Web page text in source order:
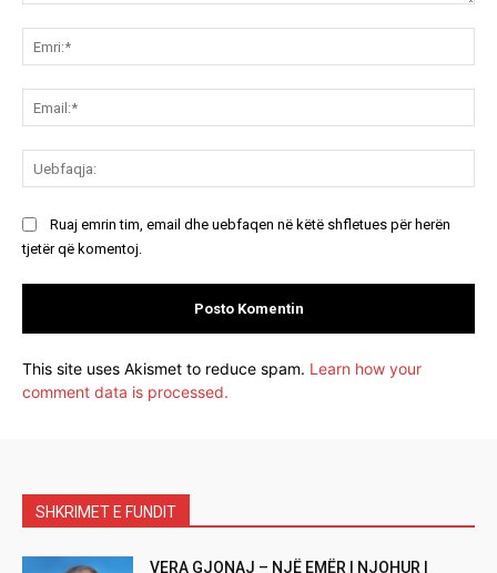
Ruaj emrin tim, email dhe uebfaqen në këtë shfletues për herën
tjetër që komentoj.
This site uses Akismet to reduce spam. Learn how your
comment data is processed.
SHKRIMET E FUNDIT
VERA GJONAJ – NJË EMËR I NJOHUR I